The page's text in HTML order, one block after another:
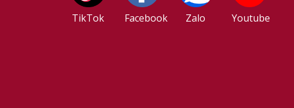
TikTok Facebook Zalo Youtube